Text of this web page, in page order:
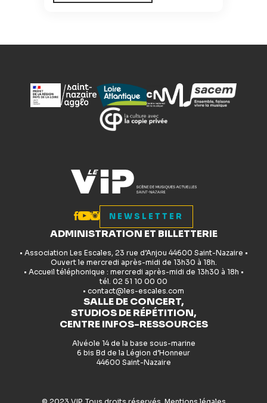
NEWSLETTER
ADMINISTRATION ET BILLETTERIE
• Association Les Escales, 23 rue d’Anjou 44600 Saint-Nazaire •
Ouvert le mercredi après-midi de 13h30 à 18h.
• Accueil téléphonique : mercredi après-midi de 13h30 à 18h •
tél. 02 51 10 00 00
• contact@les-escales.com
SALLE DE CONCERT,
STUDIOS DE RÉPÉTITION,
CENTRE INFOS-RESSOURCES
Alvéole 14 de la base sous-marine
6 bis Bd de la Légion d’Honneur
44600 Saint-Nazaire